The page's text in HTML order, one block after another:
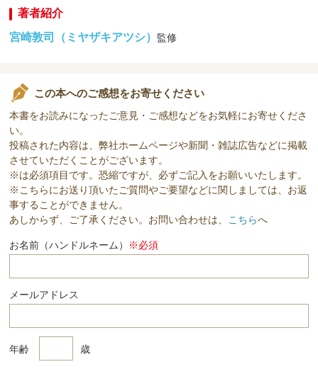
著者紹介
宮崎敦司（ミヤザキアツシ） 監修
この本へのご感想をお寄せください
本書をお読みになったご意見・ご感想などをお気軽にお寄せくださ
い。
投稿された内容は、弊社ホームページや新聞・雑誌広告などに掲載
させていただくことがございます。
※は必須項目です。恐縮ですが、必ずご記入をお願いいたします。
※こちらにお送り頂いたご質問やご要望などに関しましては、お返
事することができません。
あしからず、ご了承ください。お問い合わせは、 こちらへ
お名前（ハンドルネーム） ※必須
メールアドレス
年齢 歳